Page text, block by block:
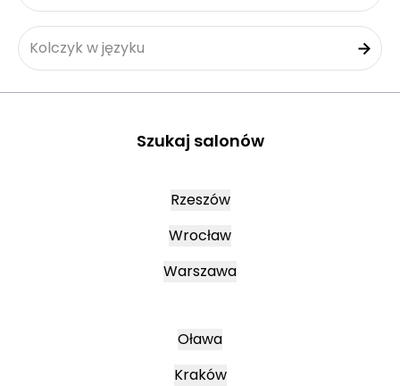
Kolczyk w języku
Szukaj salonów
Rzeszów
Wrocław
Warszawa
Oława
Kraków